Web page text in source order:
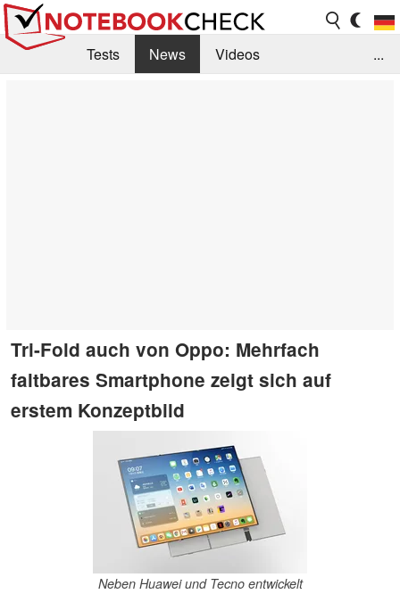
Tests News
Videos
...
Tri-Fold auch von Oppo: Mehrfach
faltbares Smartphone zeigt sich auf
erstem Konzeptbild
Neben Huawei und Tecno entwickelt